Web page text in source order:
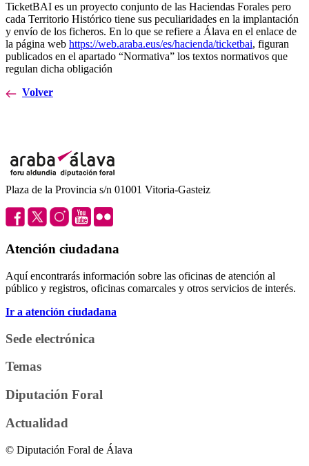
TicketBAI es un proyecto conjunto de las Haciendas Forales pero
cada Territorio Histórico tiene sus peculiaridades en la implantación
y envío de los ficheros. En lo que se refiere a Álava en el enlace de
la página web https://web.araba.eus/es/hacienda/ticketbai, figuran
publicados en el apartado “Normativa” los textos normativos que
regulan dicha obligación
Volver
Plaza de la Provincia s/n 01001 Vitoria-Gasteiz
Atención ciudadana
Aquí encontrarás información sobre las oficinas de atención al
público y registros, oficinas comarcales y otros servicios de interés.
Ir a atención ciudadana
Sede electrónica
Temas
Diputación Foral
Actualidad
© Diputación Foral de Álava